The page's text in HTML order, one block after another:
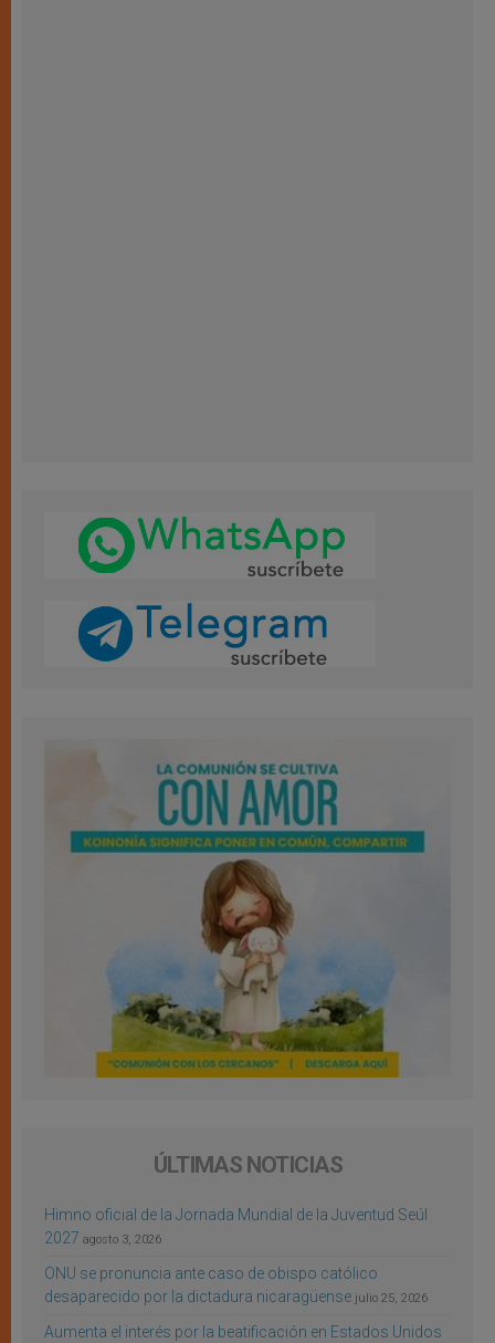
ÚLTIMAS NOTICIAS
Himno oficial de la Jornada Mundial de la Juventud Seúl
2027 agosto 3, 2026
ONU se pronuncia ante caso de obispo católico
desaparecido por la dictadura nicaragüense julio 25, 2026
Aumenta el interés por la beatificación en Estados Unidos